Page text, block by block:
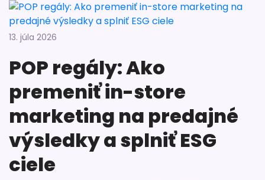
13. júla 2026
POP regály: Ako
premeniť in-store
marketing na predajné
výsledky a splniť ESG
ciele